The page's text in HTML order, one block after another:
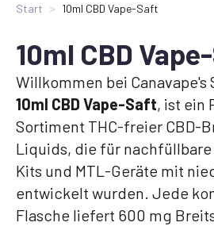
Start 10ml CBD Vape-Saft
10ml CBD
Willkommen bei Canavape's
10ml CBD Vape-Saft, ist ein
Sortiment THC-freier CBD-
Liquids, die für nachfüllbare
Kits und MTL-Geräte mit
entwickelt wurden. Jede
Flasche liefert 600 mg